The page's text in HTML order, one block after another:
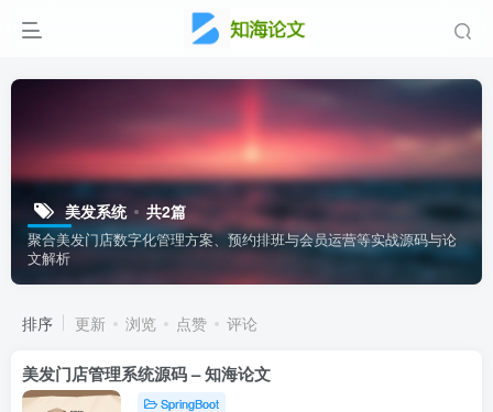
美发系统 共2篇
聚合美发门店数字化管理方案、预约排班与会员运营等实战源码与论
文解析
排序 更新 浏览 点赞 评论
美发门店管理系统源码 – 知海论文
SpringBoot